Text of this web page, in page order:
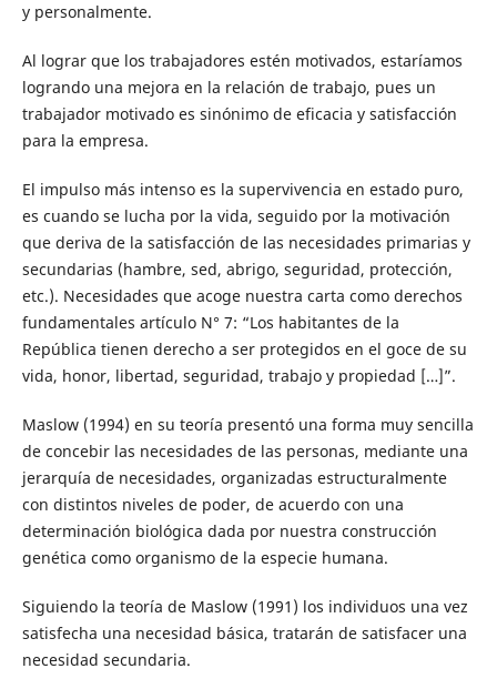
y personalmente.
Al lograr que los trabajadores estén motivados, estaríamos
logrando una mejora en la relación de trabajo, pues un
trabajador motivado es sinónimo de eficacia y satisfacción
para la empresa.
El impulso más intenso es la supervivencia en estado puro,
es cuando se lucha por la vida, seguido por la motivación
que deriva de la satisfacción de las necesidades primarias y
secundarias (hambre, sed, abrigo, seguridad, protección,
etc.). Necesidades que acoge nuestra carta como derechos
fundamentales artículo N° 7: “Los habitantes de la
República tienen derecho a ser protegidos en el goce de su
vida, honor, libertad, seguridad, trabajo y propiedad […]”.
Maslow (1994) en su teoría presentó una forma muy sencilla
de concebir las necesidades de las personas, mediante una
jerarquía de necesidades, organizadas estructuralmente
con distintos niveles de poder, de acuerdo con una
determinación biológica dada por nuestra construcción
genética como organismo de la especie humana.
Siguiendo la teoría de Maslow (1991) los individuos una vez
satisfecha una necesidad básica, tratarán de satisfacer una
necesidad secundaria.